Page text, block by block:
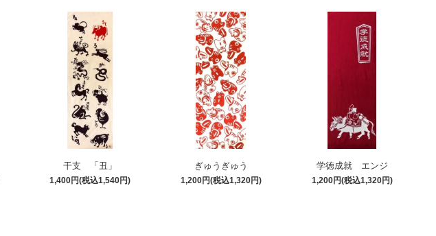
干支 「丑」
1,400円(税込1,540円)
ぎゅうぎゅう
1,200円(税込1,320円)
学徳成就 エンジ
1,200円(税込1,320円)